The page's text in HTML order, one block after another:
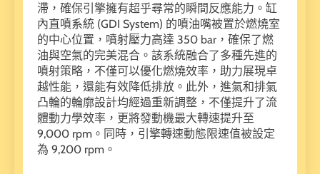
滯，確保引擎擁有超乎尋常的瞬間反應能力。缸
內直噴系統 (GDI System) 的噴油嘴被置於燃燒室
的中心位置，噴射壓力高達 350 bar，確保了燃
油與空氣的完美混合。該系統融合了多種先進的
噴射策略，不僅可以優化燃燒效率，助力展現卓
越性能，還能有效降低排放。此外，進氣和排氣
凸輪的輪廓設計均經過重新調整，不僅提升了流
體動力學效率，更將發動機最大轉速提升至
9,000 rpm。同時，引擎轉速動態限速值被設定
為 9,200 rpm。